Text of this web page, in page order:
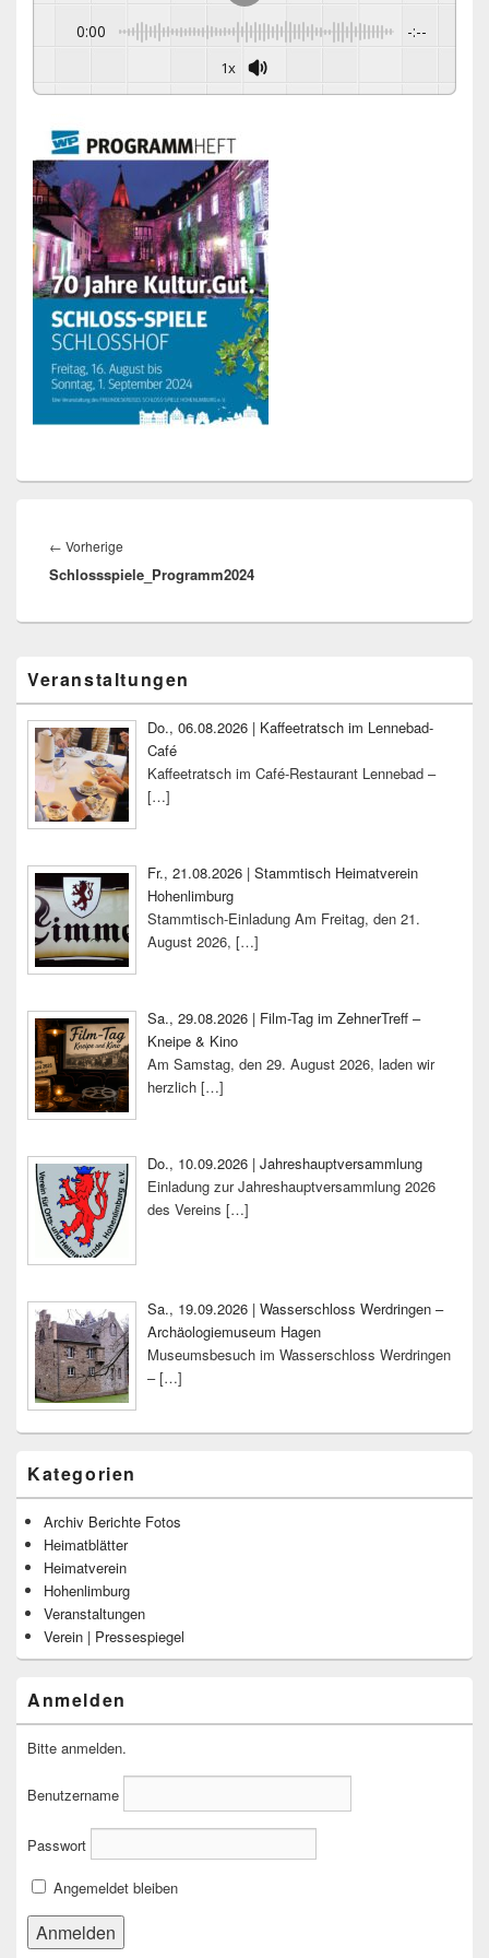
0:00 -:--
1x
← Vorherige
Beitrag:
Schlossspiele_Programm2024
Seitenleisten-
Widgetbereich
Veranstaltungen
Do., 06.08.2026 | Kaffeetratsch im Lennebad-
Café
Kaffeetratsch im Café-Restaurant Lennebad –
[…]
Fr., 21.08.2026 | Stammtisch Heimatverein
Hohenlimburg
Stammtisch-Einladung Am Freitag, den 21.
August 2026, […]
Sa., 29.08.2026 | Film-Tag im ZehnerTreff –
Kneipe & Kino
Am Samstag, den 29. August 2026, laden wir
herzlich […]
Do., 10.09.2026 | Jahreshauptversammlung
Einladung zur Jahreshauptversammlung 2026
des Vereins […]
Sa., 19.09.2026 | Wasserschloss Werdringen –
Archäologiemuseum Hagen
Museumsbesuch im Wasserschloss Werdringen
–[…]
Kategorien
Archiv Berichte Fotos
Heimatblätter
Heimatverein
Hohenlimburg
Veranstaltungen
Verein | Pressespiegel
Anmelden
Bitte anmelden.
Benutzername
Passwort
Angemeldet bleiben